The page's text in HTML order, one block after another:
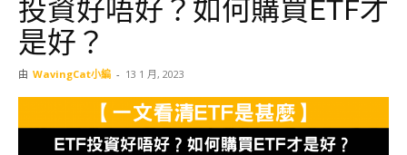
投資好唔好？如何購買ETF才
是好？
由 WavingCat小編 - 13 1 月, 2023